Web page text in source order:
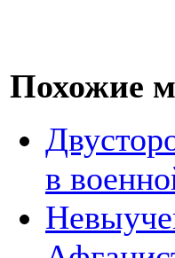
Похожие
в